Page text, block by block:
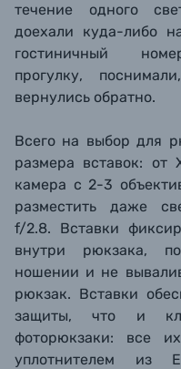
течение одного
доехали куда-либо
гостиничный
прогулку,
вернулись обратно.
Всего на выбор для
размера вставок: от
камера с 2-3
разместить даже
f/2.8. Вставки
внутри рюкзака,
ношении и не
рюкзак. Вставки
защиты, что и
фоторюкзаки: все
уплотнителем из